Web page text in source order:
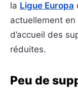
la Ligue Europa
actuellement
d’accueil des
réduites.
Peu de